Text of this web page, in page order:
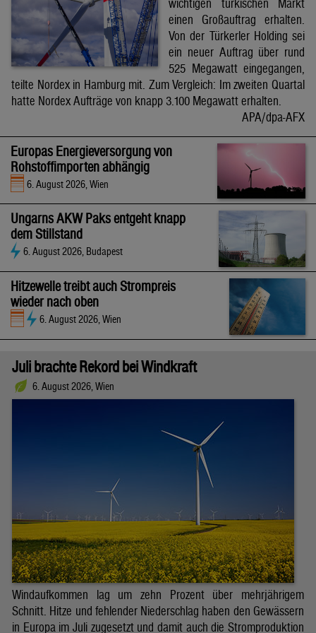
wichtigen türkischen Markt
einen Großauftrag erhalten.
Von der Türkerler Holding sei
ein neuer Auftrag über rund
525 Megawatt eingegangen,
teilte Nordex in Hamburg mit. Zum Vergleich: Im zweiten Quartal
hatte Nordex Aufträge von knapp 3.100 Megawatt erhalten.
APA/dpa-AFX
Europas Energieversorgung von
Rohstoffimporten abhängig
6. August 2026, Wien
Ungarns AKW Paks entgeht knapp
dem Stillstand
6. August 2026, Budapest
Hitzewelle treibt auch Strompreis
wieder nach oben
6. August 2026, Wien
Juli brachte Rekord bei Windkraft
6. August 2026, Wien
Windaufkommen lag um zehn Prozent über mehrjährigem
Schnitt. Hitze und fehlender Niederschlag haben den Gewässern
in Europa im Juli zugesetzt und damit auch die Stromproduktion